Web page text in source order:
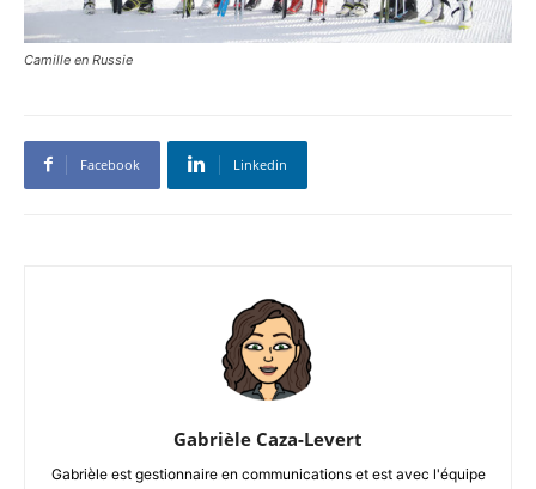
Camille en Russie
Facebook Linkedin
Gabrièle Caza-Levert
Gabrièle est gestionnaire en communications et est avec l'équipe